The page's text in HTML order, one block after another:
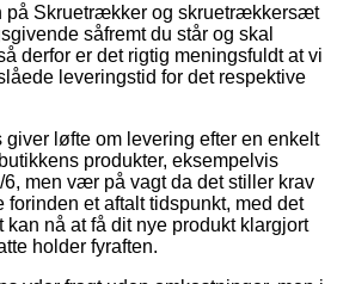
på Skruetrækker og skruetrækkersæt
såfremt du står og skal
derfor er det rigtig meningsfuldt at vi
leveringstid for det respektive
giver løfte om levering efter en enkelt
produkter, eksempelvis
men vær på vagt da det stiller krav
forinden et aftalt tidspunkt, med det
kan nå at få dit nye produkt klargjort
holder fyraften.